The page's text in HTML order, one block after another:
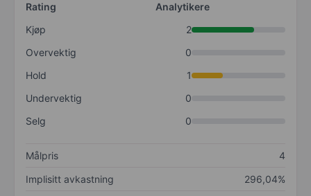
Rating
Analytikere
Kjøp
2
Overvektig
0
Hold
1
Undervektig
0
Selg
0
Målpris
4
Implisitt avkastning
296,04%